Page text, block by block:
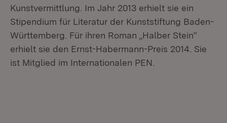
Kunstvermittlung. Im Jahr 2013 erhielt sie ein
Stipendium für Literatur der Kunststiftung Baden-
Württemberg. Für ihren Roman „Halber Stein“
erhielt sie den Ernst-Habermann-Preis 2014. Sie
ist Mitglied im Internationalen PEN.